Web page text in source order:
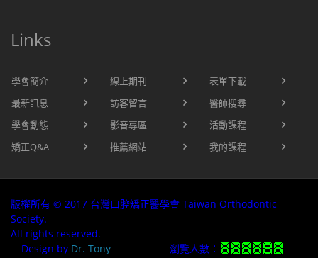
Links
學會簡介
最新訊息
學會動態
矯正Q&A
線上期刊
訪客留言
影音專區
推薦網站
表單下載
醫師搜尋
活動課程
我的課程
版權所有 © 2017 台灣口腔矯正醫學會 Taiwan Orthodontic
Society.
All rights reserved.
Design by Dr. Tony 瀏覽人數：